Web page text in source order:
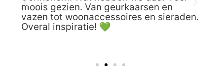
moois gezien. Van geurkaarsen en
vazen tot woonaccessoires en sieraden.
Overal inspiratie! 💚